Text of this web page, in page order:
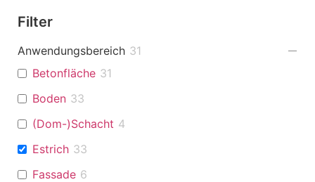
Filter
Anwendungsbereich 31
Betonfläche 31
Boden 33
(Dom-)Schacht 4
Estrich 33
Fassade 6